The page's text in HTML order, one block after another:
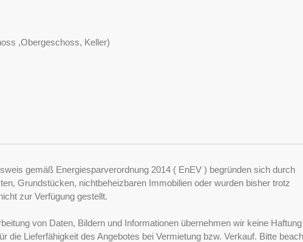
,Obergeschoss, Keller)
gemäß Energiesparverordnung 2014 ( EnEV ) begründen sich durch
Grundstücken, nichtbeheizbaren Immobilien oder wurden bisher trotz
zur Verfügung gestellt.
von Daten, Bildern und Informationen übernehmen wir keine
die Lieferfähigkeit des Angebotes bei Vermietung bzw. Verkauf. Bitte